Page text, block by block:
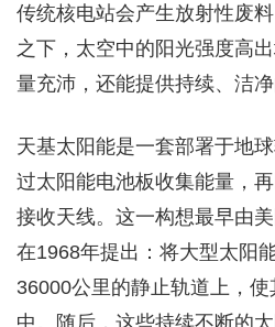
传统核电站会产生放射性废
之下，太空中的阳光强度高
量充沛，还能提供持续、洁净
天基太阳能是一套部署于地
过太阳能电池板收集能量，
接收天线。这一构想最早由
在1968年提出：将大型太阳
36000公里的静止轨道上，
中。随后，这些持续不断的